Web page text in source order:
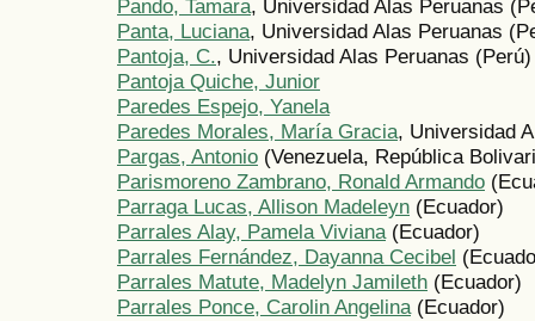
Pando, Tamara, Universidad Alas Peruanas
Panta, Luciana, Universidad Alas Peruanas
Pantoja, C., Universidad Alas Peruanas (Perú)
Pantoja Quiche, Junior
Paredes Espejo, Yanela
Paredes Morales, María Gracia, Universidad
Pargas, Antonio (Venezuela, República
Parismoreno Zambrano, Ronald Armando
Parraga Lucas, Allison Madeleyn (Ecuador)
Parrales Alay, Pamela Viviana(Ecuador)
Parrales Fernández, Dayanna Cecibel
Parrales Matute, Madelyn Jamileth (Ecuador)
Parrales Ponce, Carolin Angelina(Ecuador)